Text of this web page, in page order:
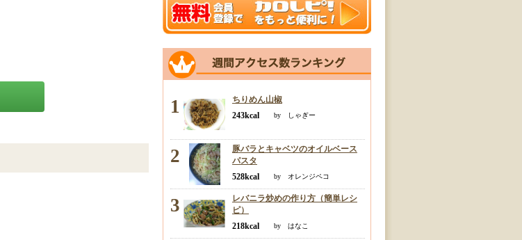
1
ちりめん山椒
243kcal
by しゃぎー
2
豚バラとキャベツのオイルベース
パスタ
528kcal
by オレンジペコ
3
レバニラ炒めの作り方（簡単レシ
ピ）
218kcal
by はなこ